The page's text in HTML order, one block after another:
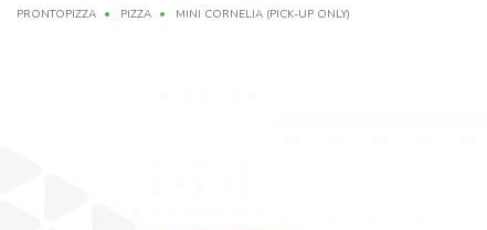
PRONTOPIZZA PIZZA MINI CORNELIA (PICK-UP ONLY)